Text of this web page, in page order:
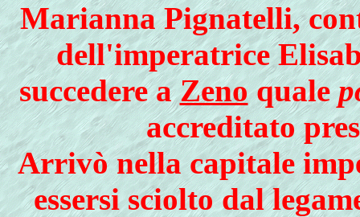
Marianna Pignatelli,
dell'imperatrice
succedere aZenoquale
accreditato
Arrivò nella capitale
essersi sciolto dal